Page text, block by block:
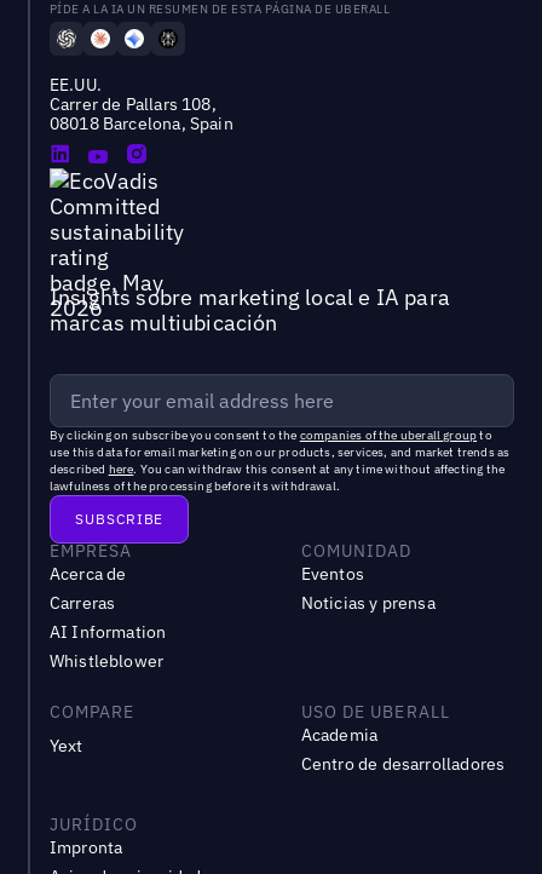
PÍDE A LA IA UN RESUMEN DE ESTA PÁGINA DE UBERALL
EE.UU.
Carrer de Pallars 108,
08018 Barcelona, Spain
Insights sobre marketing local e IA para
marcas multiubicación
By clicking on subscribe you consent to the companies of the uberall groupto
use this data for email marketing on our products, services, and market trends as
described here. You can withdraw this consent at any time without affecting the
lawfulness of the processing before its withdrawal.
EMPRESA
Acerca de
Carreras
AI Information
Whistleblower
COMUNIDAD
Eventos
Noticias y prensa
COMPARE
Yext
USO DE UBERALL
Academia
Centro de desarrolladores
JURÍDICO
Impronta